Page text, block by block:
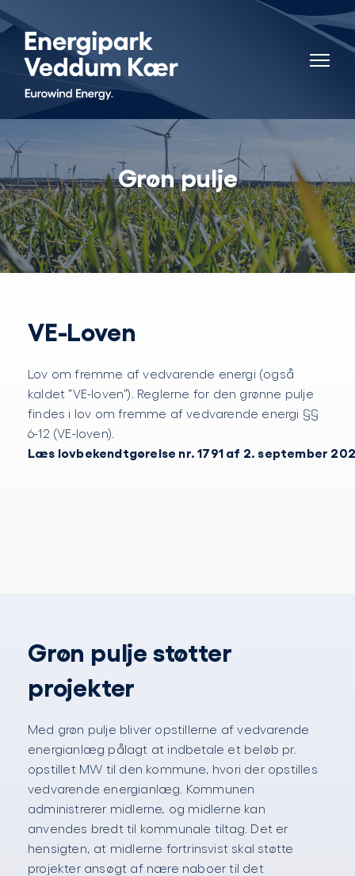
Grøn pulje
VE-Loven
Lov om fremme af vedvarende energi (også
kaldet ”VE-loven”). Reglerne for den grønne pulje
findes i lov om fremme af vedvarende energi §§
6-12 (VE-loven).
Læs lovbekendtgørelse nr. 1791 af 2. september
Grøn pulje støtter
projekter
Med grøn pulje bliver opstillerne af vedvarende
energianlæg pålagt at indbetale et beløb pr.
opstillet MW til den kommune, hvori der opstilles
vedvarende energianlæg. Kommunen
administrerer midlerne, og midlerne kan
anvendes bredt til kommunale tiltag. Det er
hensigten, at midlerne fortrinsvist skal støtte
projekter ansøgt af nære naboer til det